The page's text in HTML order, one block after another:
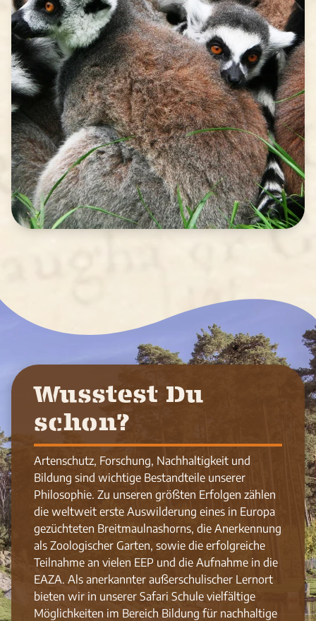
Wusstest Du
schon?
Artenschutz, Forschung, Nachhaltigkeit und
Bildung sind wichtige Bestandteile unserer
Philosophie. Zu unseren größten Erfolgen zählen
die weltweit erste Auswilderung eines in Europa
gezüchteten Breitmaulnashorns, die Anerkennung
als Zoologischer Garten, sowie die erfolgreiche
Teilnahme an vielen EEP und die Aufnahme in die
EAZA. Als anerkannter außerschulischer Lernort
bieten wir in unserer Safari Schule vielfältige
Möglichkeiten im Bereich Bildung für nachhaltige